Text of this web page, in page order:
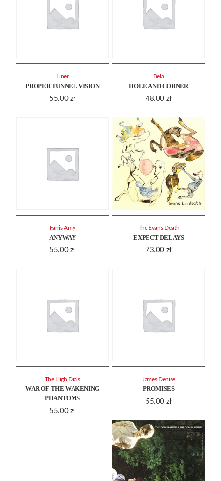
PROPER TUNNEL VISION
55.00 zł
Liner
HOLE AND CORNER
48.00 zł
Bela
ANYWAY
55.00 zł
Farris Amy
EXPECT DELAYS
73.00 zł
The Evans Death
WAR OF THE WAKENING
PHANTOMS
55.00 zł
The High Dials
PROMISES
55.00 zł
James Denise